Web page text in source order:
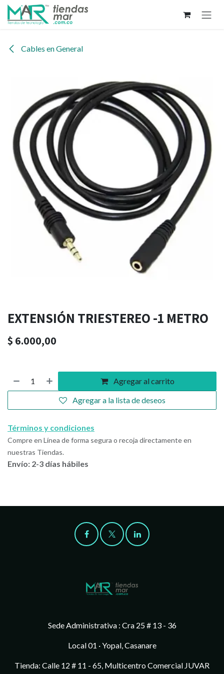
Ir al contenido
Cables en General
EXTENSIÓN TRIESTEREO -1 METRO
$ 6.000,00
Agregar al carrito
Agregar a la lista de deseos
Términos y condiciones
Compre en Línea de forma segura o recoja directamente en
nuestras Tiendas.
Envío: 2-3 días hábiles
Sede Administrativa : Cra 25 # 13 - 36
Local 01 · Yopal, Casanare
Tienda: Calle 12 # 11 - 65, Multicentro Comercial JUVAR